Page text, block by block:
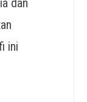
ini